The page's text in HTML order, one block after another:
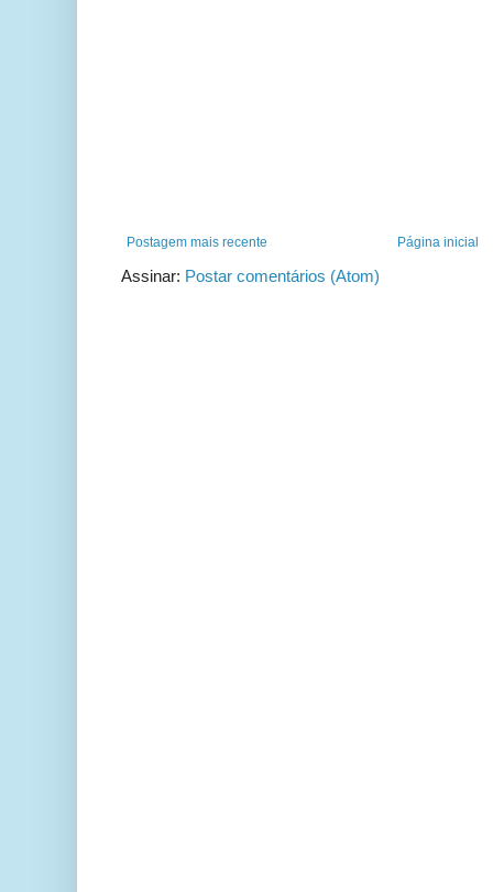
Postagem mais recente Página inicial
Assinar: Postar comentários (Atom)